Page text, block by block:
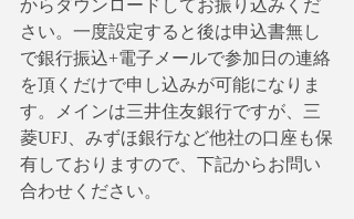
からダウンロードしてお振り込みくだ
さい。一度設定すると後は申込書無し
で銀行振込+電子メールで参加日の連絡
を頂くだけで申し込みが可能になりま
す。メインは三井住友銀行ですが、三
菱UFJ、みずほ銀行など他社の口座も保
有しておりますので、下記からお問い
合わせください。